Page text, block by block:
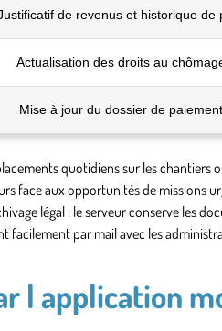
de revenus et historique de
Actualisation des droits au
Mise à jour du dossier de paiement
quotidiens sur les chantiers
face aux opportunités de missions
légal : le serveur conserve les
facilement par mail avec les
l application